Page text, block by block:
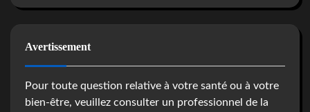
Avertissement
Pour toute question relative à votre santé ou à votre
bien-être, veuillez consulter un professionnel de la